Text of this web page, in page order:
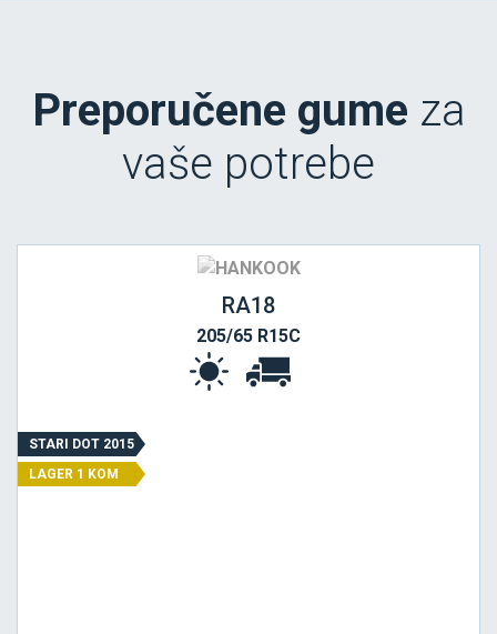
Preporučene gume za
vaše potrebe
RA18
205/65 R15C
STARI DOT 2015
LAGER 1 KOM